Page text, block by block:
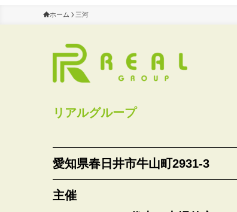
ホーム 三河
リアルグループ
愛知県春日井市牛山町2931-3
主催